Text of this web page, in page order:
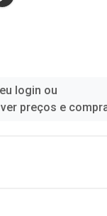
login ou
preços e